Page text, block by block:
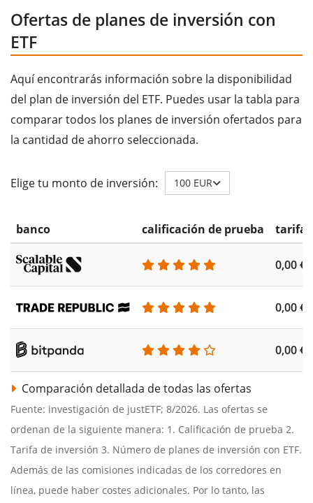
Ofertas de planes de inversión con
ETF
Aquí encontrarás información sobre la disponibilidad
del plan de inversión del ETF. Puedes usar la tabla para
comparar todos los planes de inversión ofertados para
la cantidad de ahorro seleccionada.
Elige tu monto de inversión: 100 EUR
banco calificación de prueba tarifa
0,00 €
0,00 €
0,00 €
Comparación detallada de todas las ofertas
Fuente: investigación de justETF; 8/2026. Las ofertas se
ordenan de la siguiente manera: 1. Calificación de prueba 2.
Tarifa de inversión 3. Número de planes de inversión con ETF.
Además de las comisiones indicadas de los corredores en
línea, puede haber costes adicionales. Por lo tanto, las